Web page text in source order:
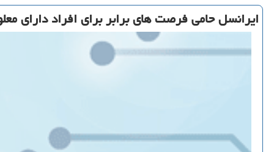
ایرانسل حامی فرصت های برابر برای افراد دارای